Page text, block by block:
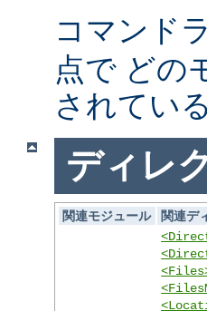
コマンド
点で どの
されてい
ディレ
関連モジュール
関連デ